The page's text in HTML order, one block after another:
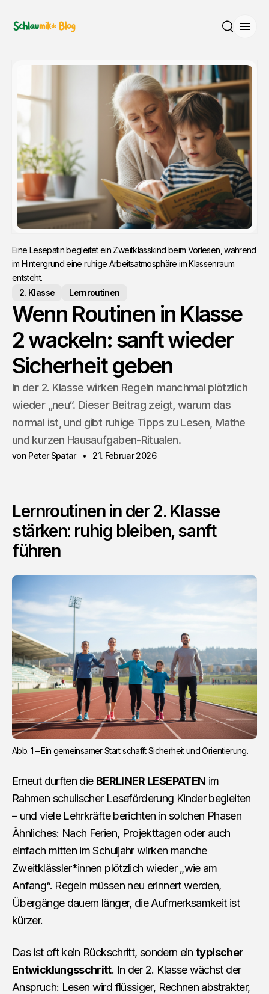
Eine Lesepatin begleitet ein Zweitklasskind beim Vorlesen, während
im Hintergrund eine ruhige Arbeitsatmosphäre im Klassenraum
entsteht.
2. Klasse
Lernroutinen
Wenn Routinen in Klasse
2 wackeln: sanft wieder
Sicherheit geben
In der 2. Klasse wirken Regeln manchmal plötzlich
wieder „neu“. Dieser Beitrag zeigt, warum das
normal ist, und gibt ruhige Tipps zu Lesen, Mathe
und kurzen Hausaufgaben-Ritualen.
von Peter Spatar 21. Februar 2026
Lernroutinen in der 2. Klasse
stärken: ruhig bleiben, sanft
führen
Abb. 1 – Ein gemeinsamer Start schafft Sicherheit und Orientierung.
Erneut durften die BERLINER LESEPATEN im
Rahmen schulischer Leseförderung Kinder begleiten
– und viele Lehrkräfte berichten in solchen Phasen
Ähnliches: Nach Ferien, Projekttagen oder auch
einfach mitten im Schuljahr wirken manche
Zweitklässler*innen plötzlich wieder „wie am
Anfang“. Regeln müssen neu erinnert werden,
Übergänge dauern länger, die Aufmerksamkeit ist
kürzer.
Das ist oft kein Rückschritt, sondern eintypischer
Entwicklungsschritt. In der 2. Klasse wächst der
Anspruch: Lesen wird flüssiger, Rechnen abstrakter,